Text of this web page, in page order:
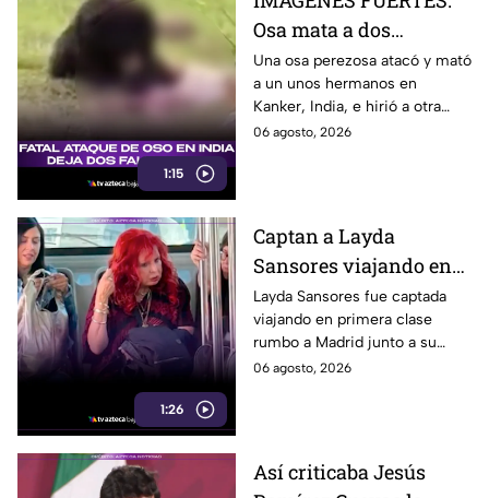
1:15
Osa mata a dos
hermanos y hiere a una
más en distrito en
pleno parque
Una osa perezosa atacó y mató
a un unos hermanos en
Kanker, India, e hirió a otra
mujer, tras la muerte de una
06 agosto, 2026
1:26
Captan a Layda
Sansores viajando en
primera clase rumbo a
Madrid junto a su
hermana
Layda Sansores fue captada
viajando en primera clase
rumbo a Madrid junto a su
hermana, quien se desempeña
06 agosto, 2026
Así criticaba Jesús